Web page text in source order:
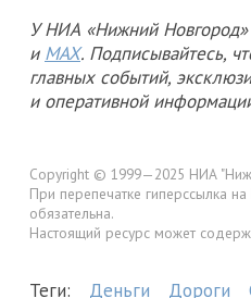
У НИА «Нижний Новгород»
и MAX. Подписывайтесь,
главных событий,
и оперативной
Copyright © 1999—2025 НИА
При перепечатке гиперссылка
обязательна.
Настоящий ресурс может
Теги: Деньги Дороги